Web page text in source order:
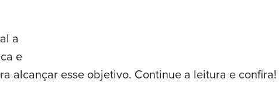
a
e
alcançar esse objetivo. Continue a leitura e confira!